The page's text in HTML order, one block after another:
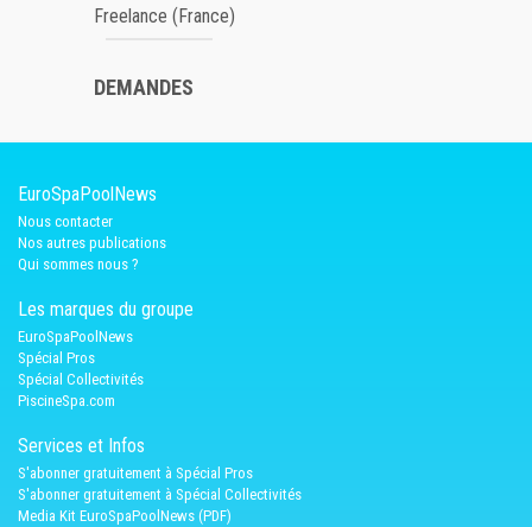
Freelance (France)
DEMANDES
EuroSpaPoolNews
Nous contacter
Nos autres publications
Qui sommes nous ?
Les marques du groupe
EuroSpaPoolNews
Spécial Pros
Spécial Collectivités
PiscineSpa.com
Services et Infos
S'abonner gratuitement à Spécial Pros
S'abonner gratuitement à Spécial Collectivités
Media Kit EuroSpaPoolNews (PDF)